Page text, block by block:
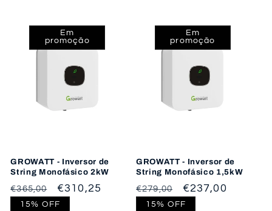
Em
promoção
GROWATT - Inversor de
String Monofásico 2kW
Preço
normal
€365,00
Preço
de
€310,25
15% OFF
Em
promoção
GROWATT - Inversor de
String Monofásico 1,5kW
Preço
normal
€279,00
Preço
de
€237,00
15% OFF